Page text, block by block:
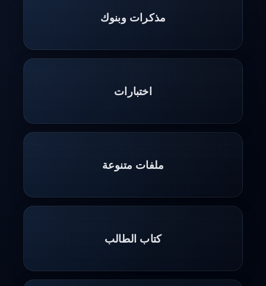
مذكرات وبنوك
اختبارات
ملفات متنوعة
كتاب الطالب